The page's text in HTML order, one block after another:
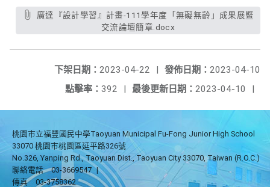
交流論壇簡章.docx
發佈日期： 2023-04-10
下架日期： 2023-04-22
|
最後更新日期： 2023-04-10 |
點擊率： 392 |
桃園市立福豐國民中學Taoyuan Municipal Fu-Fong Junior High School
33070 桃園市桃園區延平路326號
No.326, Yanping Rd., Taoyuan Dist., Taoyuan City 33070, Taiwan (R.O.C.)
聯絡電話
03-3669547 |
傳真
03-3758362